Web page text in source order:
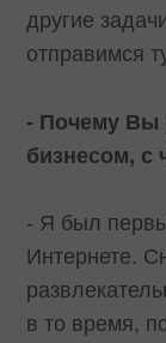
другие
отправимся
- Почему Вы
бизнесом, с
- Я был
Интернете.
в то время,